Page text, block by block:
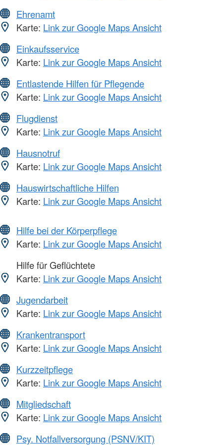
Ehrenamt
Karte: Link zur Google Maps Ansicht
Einkaufsservice
Karte: Link zur Google Maps Ansicht
Entlastende Hilfen für Pflegende
Karte: Link zur Google Maps Ansicht
Flugdienst
Karte: Link zur Google Maps Ansicht
Hausnotruf
Karte: Link zur Google Maps Ansicht
Hauswirtschaftliche Hilfen
Karte: Link zur Google Maps Ansicht
Hilfe bei der Körperpflege
Karte: Link zur Google Maps Ansicht
Hilfe für Geflüchtete
Karte: Link zur Google Maps Ansicht
Jugendarbeit
Karte: Link zur Google Maps Ansicht
Krankentransport
Karte: Link zur Google Maps Ansicht
Kurzzeitpflege
Karte: Link zur Google Maps Ansicht
Mitgliedschaft
Karte: Link zur Google Maps Ansicht
Psy. Notfallversorgung (PSNV/KIT)